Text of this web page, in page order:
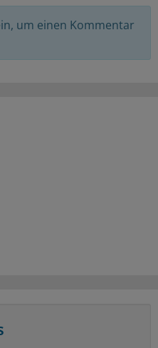
um einen Kommentar